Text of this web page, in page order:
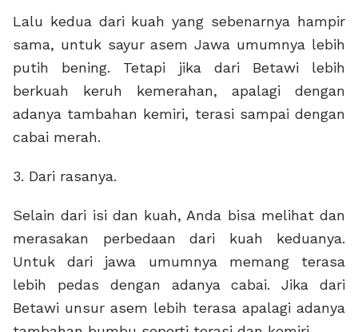
Lalu kedua dari kuah yang sebenarnya hampir
sama, untuk sayur asem Jawa umumnya lebih
putih bening. Tetapi jika dari Betawi lebih
berkuah keruh kemerahan, apalagi dengan
adanya tambahan kemiri, terasi sampai dengan
cabai merah.
3. Dari rasanya.
Selain dari isi dan kuah, Anda bisa melihat dan
merasakan perbedaan dari kuah keduanya.
Untuk dari jawa umumnya memang terasa
lebih pedas dengan adanya cabai. Jika dari
Betawi unsur asem lebih terasa apalagi adanya